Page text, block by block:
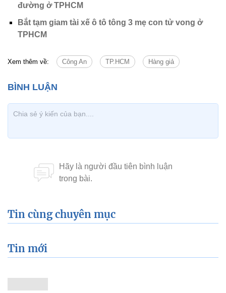
đường ở TPHCM
Bắt tạm giam tài xế ô tô tông 3 mẹ con tử vong ở
TPHCM
Xem thêm về: Công An TP.HCM Hàng giả
Tin cùng chuyên mục
Tin mới